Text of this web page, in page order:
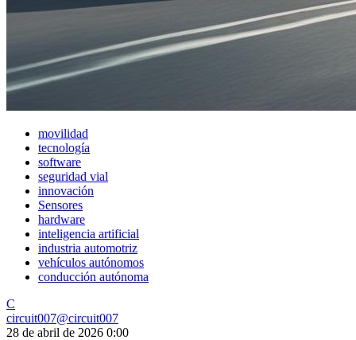
movilidad
tecnología
software
seguridad vial
innovación
Sensores
hardware
inteligencia artificial
industria automotriz
vehículos autónomos
conducción autónoma
C
circuit007@circuit007
28 de abril de 2026 0:00